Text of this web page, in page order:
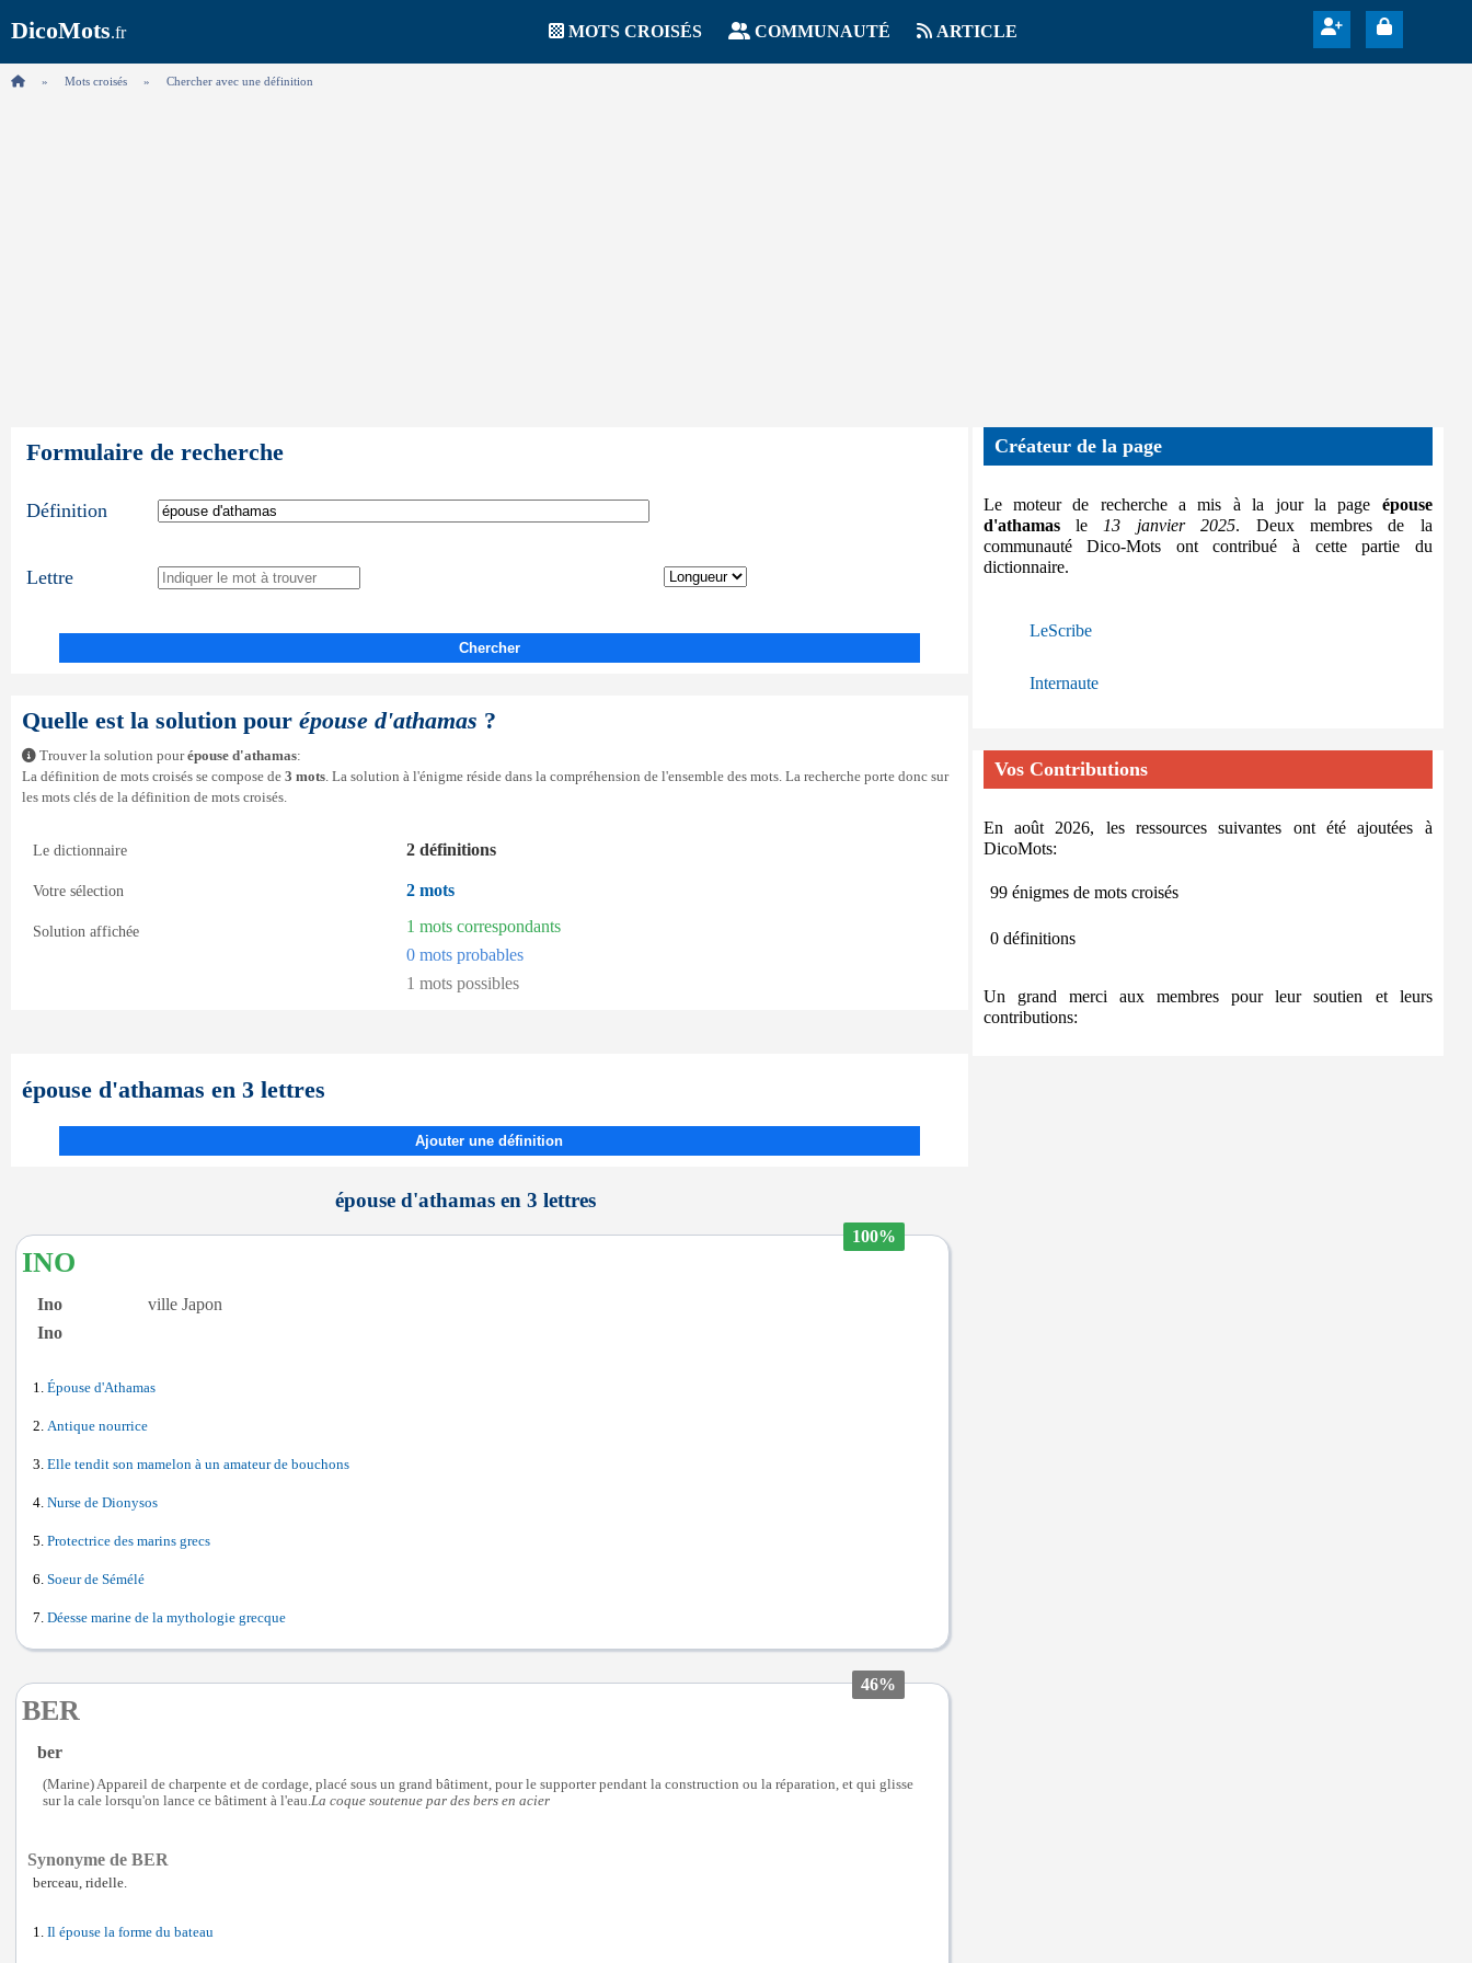
DicoMots.fr MOTS CROISÉS COMMUNAUTÉ ARTICLE
Mots croisés Chercher avec une définition
Formulaire de recherche
Définition
Lettre
Chercher
Quelle est la solution pour épouse d'athamas ?
Trouver la solution pourépouse d'athamas:
La définition de mots croisés se compose de 3 mots. La solution à l'énigme réside dans la compréhension de l'ensemble des mots. La recherche porte donc sur
les mots clés de la définition de mots croisés.
Le dictionnaire 2 définitions
Votre sélection 2 mots
Solution affichée
1 mots correspondants
0 mots probables
1 mots possibles
épouse d'athamas en 3 lettres
Ajouter une définition
épouse d'athamas en 3 lettres
100%
INO
Ino
ville Japon
Ino
Épouse d'Athamas
Antique nourrice
Elle tendit son mamelon à un amateur de bouchons
Nurse de Dionysos
Protectrice des marins grecs
Soeur de Sémélé
Déesse marine de la mythologie grecque
46%
BER
ber
(Marine) Appareil de charpente et de cordage, placé sous un grand bâtiment, pour le supporter pendant la construction ou la réparation, et qui glisse
sur la cale lorsqu'on lance ce bâtiment à l'eau. La coque soutenue par des bers en acier
Synonyme de BER
berceau, ridelle.
Il épouse la forme du bateau
Créateur de la page
Le moteur de recherche a mis à la jour la page épouse
d'athamasle 13 janvier 2025. Deux membres de la
communauté Dico-Mots ont contribué à cette partie du
dictionnaire.
LeScribe
Internaute
Vos Contributions
En août 2026, les ressources suivantes ont été ajoutées à
DicoMots:
99 énigmes de mots croisés
0 définitions
Un grand merci aux membres pour leur soutien et leurs
contributions: